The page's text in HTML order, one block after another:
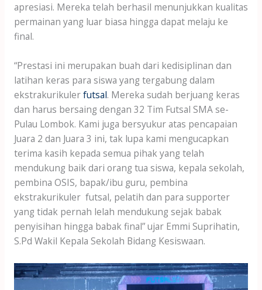
apresiasi. Mereka telah berhasil menunjukkan kualitas
permainan yang luar biasa hingga dapat melaju ke
final.
“Prestasi ini merupakan buah dari kedisiplinan dan
latihan keras para siswa yang tergabung dalam
ekstrakurikulerfutsal. Mereka sudah berjuang keras
dan harus bersaing dengan 32 Tim Futsal SMA se-
Pulau Lombok. Kami juga bersyukur atas pencapaian
Juara 2 dan Juara 3 ini, tak lupa kami mengucapkan
terima kasih kepada semua pihak yang telah
mendukung baik dari orang tua siswa, kepala sekolah,
pembina OSIS, bapak/ibu guru, pembina
ekstrakurikuler futsal, pelatih dan para supporter
yang tidak pernah lelah mendukung sejak babak
penyisihan hingga babak final” ujar Emmi Suprihatin,
S.Pd Wakil Kepala Sekolah Bidang Kesiswaan.